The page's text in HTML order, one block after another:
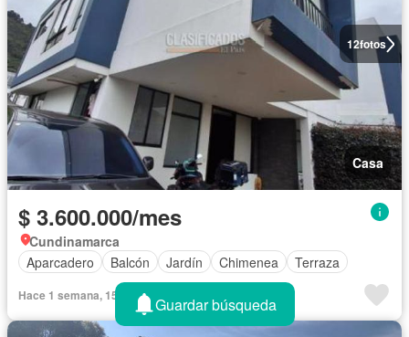
12fotos
Casa
$ 3.600.000/mes
Cundinamarca
Aparcadero
Balcón Jardín Chimenea Terraza
Hace 1 semana, 15 horas en El PaísGuardar búsqueda